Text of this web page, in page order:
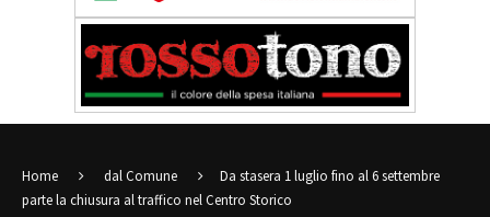
Home dal Comune
Da stasera 1 luglio fino al 6 settembre
parte la chiusura al traffico nel Centro Storico